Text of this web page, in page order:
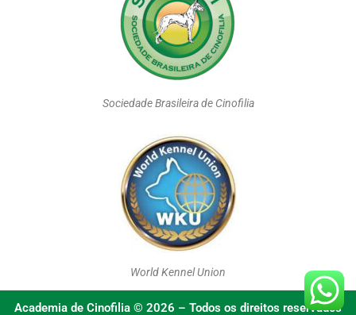
Sociedade Brasileira de Cinofilia
World Kennel Union
Academia de Cinofilia © 2026 – Todos os direitos reservados